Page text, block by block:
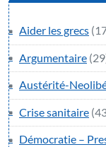
Aider les grecs
Argumentaire
Austérité-
Crise sanitaire
Démocratie –